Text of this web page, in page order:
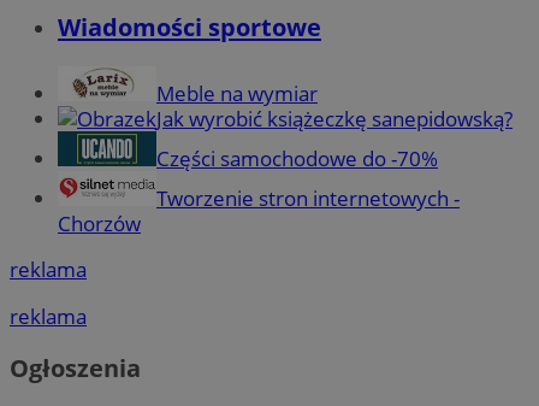
Wiadomości sportowe
Meble na wymiar
Jak wyrobić książeczkę sanepidowską?
Części samochodowe do -70%
Tworzenie stron internetowych -
Chorzów
reklama
reklama
Ogłoszenia